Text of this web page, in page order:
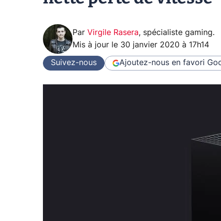
Par Virgile Rasera, spécialiste gaming.
Mis à jour le 30 janvier 2020 à 17h14
Suivez-nous Ajoutez-nous en favori